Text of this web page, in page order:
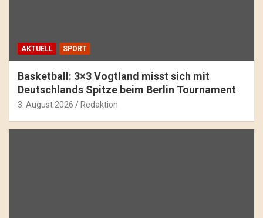
AKTUELL SPORT
Basketball: 3×3 Vogtland misst sich mit
Deutschlands Spitze beim Berlin Tournament
3. August 2026 Redaktion